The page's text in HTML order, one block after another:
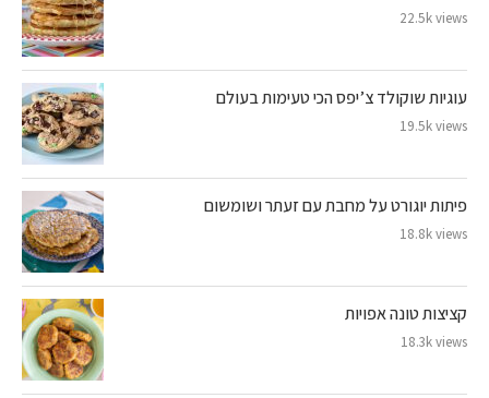
22.5k views
עוגיות שוקולד צ’יפס הכי טעימות בעולם
19.5k views
פיתות יוגורט על מחבת עם זעתר ושומשום
18.8k views
קציצות טונה אפויות
18.3k views